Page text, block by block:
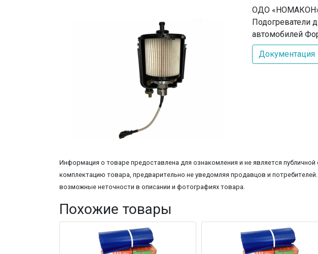
ОДО
Подогреватели
автомобилей
Документация
Информация о товаре предоставлена для ознакомления и не является
комплектацию товара, предварительно не уведомляя продавцов и
возможные неточности в описании и фотографиях товара.
Похожие товары